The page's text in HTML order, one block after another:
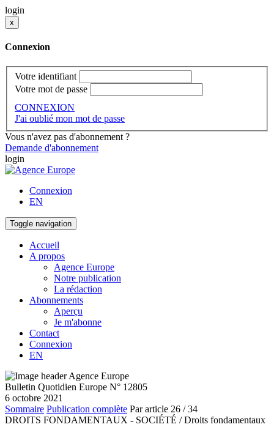
login
x
Connexion
Votre identifiant
Votre mot de passe
CONNEXION
J'ai oublié mon mot de passe
Vous n'avez pas d'abonnement ?
Demande d'abonnement
login
Connexion
EN
Toggle navigation
Accueil
A propos
Agence Europe
Notre publication
La rédaction
Abonnements
Aperçu
Je m'abonne
Contact
Connexion
EN
Bulletin Quotidien Europe N° 12805
6 octobre 2021
Sommaire Publication complète Par article 26 / 34
DROITS FONDAMENTAUX - SOCIÉTÉ / Droits fondamentaux